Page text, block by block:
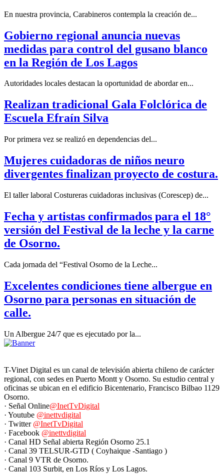
En nuestra provincia, Carabineros contempla la creación de...
Gobierno regional anuncia nuevas
medidas para control del gusano blanco
en la Región de Los Lagos
Autoridades locales destacan la oportunidad de abordar en...
Realizan tradicional Gala Folclórica de
Escuela Efraín Silva
Por primera vez se realizó en dependencias del...
Mujeres cuidadoras de niños neuro
divergentes finalizan proyecto de costura.
El taller laboral Costureras cuidadoras inclusivas (Corescep) de...
Fecha y artistas confirmados para el 18°
versión del Festival de la leche y la carne
de Osorno.
Cada jornada del “Festival Osorno de la Leche...
Excelentes condiciones tiene albergue en
Osorno para personas en situación de
calle.
Un Albergue 24/7 que es ejecutado por la...
T-Vinet Digital es un canal de televisión abierta chileno de carácter
regional, con sedes en Puerto Montt y Osorno. Su estudio central y
oficinas se ubican en el edificio Bicentenario, Francisco Bilbao 1129
Osorno.
· Señal Online@InetTvDigital
· Youtube @inettvdigital
· Twitter @InetTvDigital
· Facebook @inettvdigital
· Canal HD Señal abierta Región Osorno 25.1
· Canal 39 TELSUR-GTD ( Coyhaique -Santiago )
· Canal 9 VTR de Osorno.
· Canal 103 Surbit, en Los Ríos y Los Lagos.